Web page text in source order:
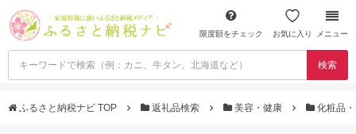
限度額をチェック お気に入り メニュー
検索
ふるさと納税ナビ TOP 返礼品検索 美容・健康 化粧品